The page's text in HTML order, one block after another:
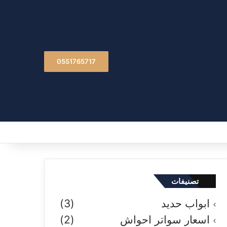
0551765717
تصنيفات
ابواب حديد
(3)
اسعار سواتر احواش
(2)